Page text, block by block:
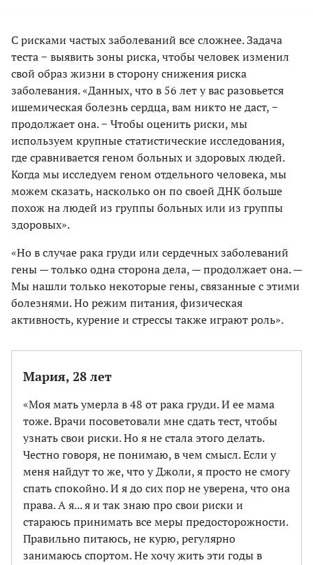
С рисками частых заболеваний все сложнее. Задача
теста − выявить зоны риска, чтобы человек изменил
свой образ жизни в сторону снижения риска
заболевания. «Данных, что в 56 лет у вас разовьется
ишемическая болезнь сердца, вам никто не даст, −
продолжает она. − Чтобы оценить риски, мы
используем крупные статистические исследования,
где сравнивается геном больных и здоровых людей.
Когда мы исследуем геном отдельного человека, мы
можем сказать, насколько он по своей ДНК больше
похож на людей из группы больных или из группы
здоровых».
«Но в случае рака груди или сердечных заболеваний
гены — только одна сторона дела, — продолжает она. —
Мы нашли только некоторые гены, связанные с этими
болезнями. Но режим питания, физическая
активность, курение и стрессы также играют роль».
Мария, 28 лет
«Моя мать умерла в 48 от рака груди. И ее мама
тоже. Врачи посоветовали мне сдать тест, чтобы
узнать свои риски. Но я не стала этого делать.
Честно говоря, не понимаю, в чем смысл. Если у
меня найдут то же, что у Джоли, я просто не смогу
спать спокойно. И я до сих пор не уверена, что она
права. А я... я и так знаю про свои риски и
стараюсь принимать все меры предосторожности.
Правильно питаюсь, не курю, регулярно
занимаюсь спортом. Не хочу жить эти годы в